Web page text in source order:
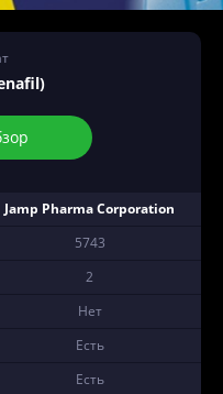
Jamp Pharma Corporation
5743
2
Нет
Есть
Есть